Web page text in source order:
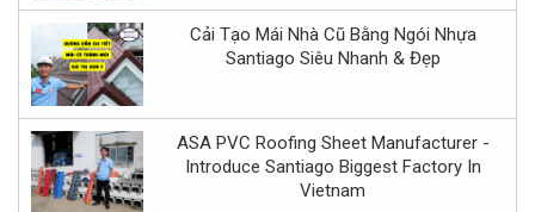
Cải Tạo Mái Nhà Cũ Bằng Ngói Nhựa
Santiago Siêu Nhanh & Đẹp
ASA PVC Roofing Sheet Manufacturer -
Introduce Santiago Biggest Factory In
Vietnam